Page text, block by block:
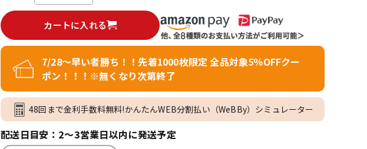
カートに入れる
7/28～早い者勝ち！！先着1000枚限定 全品対象5％OFFクー
ポン！！！※無くなり次第終了
48回まで金利手数料無料!かんたんWEB分割払い（WeBBy）シミュレーター
配送日目安：2～3営業日以内に発送予定